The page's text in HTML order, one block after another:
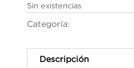
Sin existencias
Categoría:
Descripción